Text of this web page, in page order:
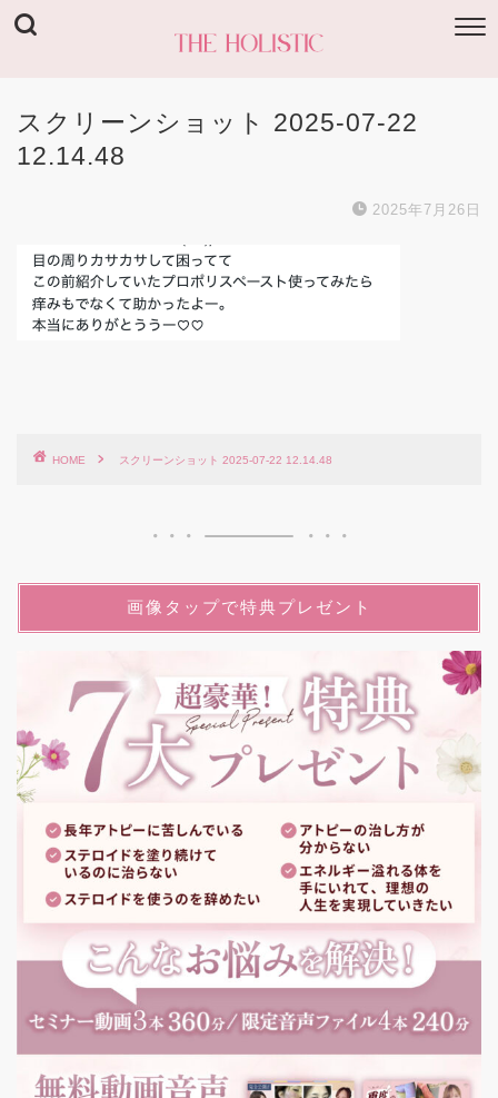
スクリーンショット 2025-07-22
12.14.48
2025年7月26日
HOME スクリーンショット 2025-07-22 12.14.48
画像タップで特典プレゼント